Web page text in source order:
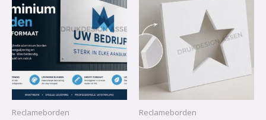
Reclameborden Reclameborden